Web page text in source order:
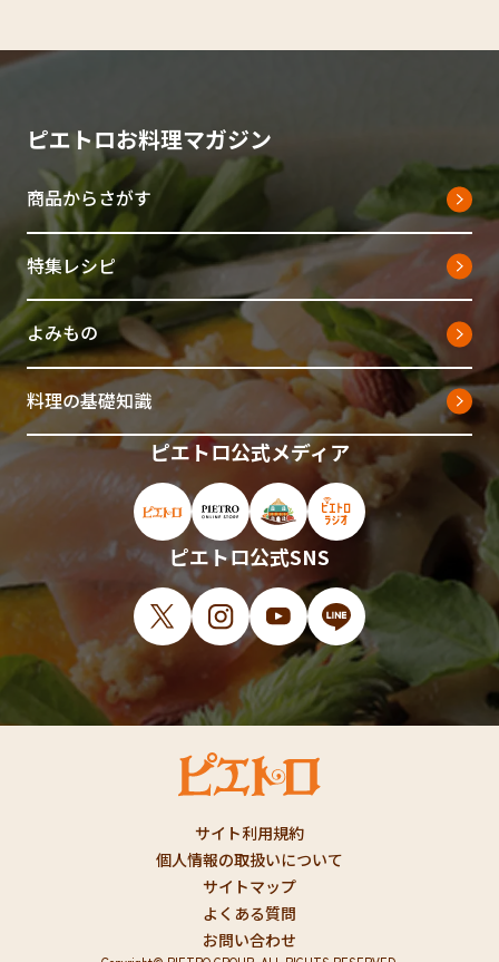
ピエトロお料理マガジン
商品からさがす
特集レシピ
よみもの
料理の基礎知識
ピエトロ公式メディア
ピエトロ公式サイト（新しいウィンドウで
ピエトロオンラインストア（新しい
ピエトロホームタウン（新
ピエトロラジオ（新
ピエトロ公式SNS
X（新しいウィンドウで開きます）
Instagram（新しいウィンドウで開
YouTube（新しいウィンド
LINE（新しいウィン
サイト利用規約
個人情報の取扱いについて
サイトマップ
よくある質問
お問い合わせ